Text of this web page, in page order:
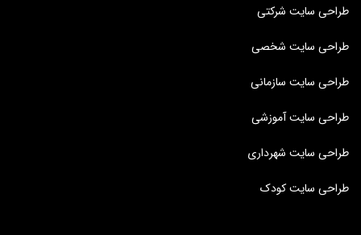
طراحی سایت شرکتی
طراحی سایت شخصی
طراحی سایت سازمانی
طراحی سایت آموزشی
طراحی سایت شهرداری
طراحی سایت کودک